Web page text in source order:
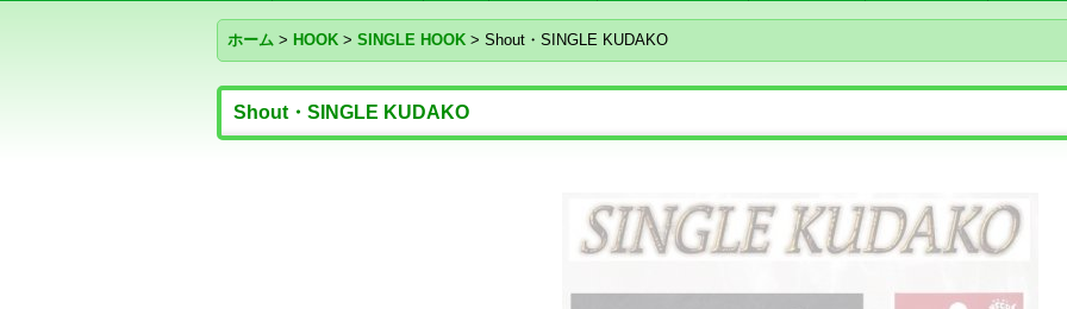
ホーム > HOOK > SINGLE HOOK > Shout・SINGLE KUDAKO
Shout・SINGLE KUDAKO